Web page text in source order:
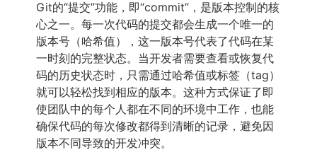
Git的“提交”功能，即“commit”，是版本控制的核
心之一。每一次代码的提交都会生成一个唯一的
版本号（哈希值），这一版本号代表了代码在某
一时刻的完整状态。当开发者需要查看或恢复代
码的历史状态时，只需通过哈希值或标签（tag）
就可以轻松找到相应的版本。这种方式保证了即
使团队中的每个人都在不同的环境中工作，也能
确保代码的每次修改都得到清晰的记录，避免因
版本不同导致的开发冲突。